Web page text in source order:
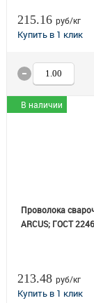
215.16 руб/кг
В наличии
Проволока
ARCUS; ГОСТ
213.48 руб/кг